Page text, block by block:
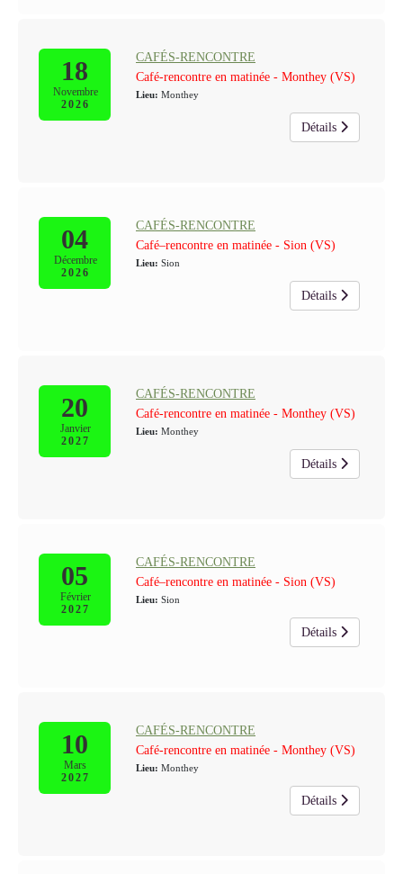
18
Novembre
2026
CAFÉS-RENCONTRE
Café-rencontre en matinée - Monthey (VS)
Lieu: Monthey
Détails
04
Décembre
2026
CAFÉS-RENCONTRE
Café–rencontre en matinée - Sion (VS)
Lieu: Sion
Détails
20
Janvier
2027
CAFÉS-RENCONTRE
Café-rencontre en matinée - Monthey (VS)
Lieu: Monthey
Détails
05
Février
2027
CAFÉS-RENCONTRE
Café–rencontre en matinée - Sion (VS)
Lieu: Sion
Détails
10
Mars
2027
CAFÉS-RENCONTRE
Café-rencontre en matinée - Monthey (VS)
Lieu: Monthey
Détails